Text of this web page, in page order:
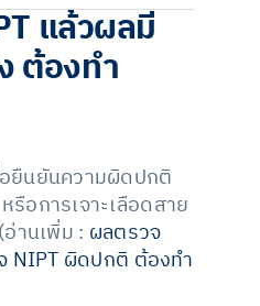
แล้วผลมี
ต้องทำ
ยืนยันความผิดปกติ
รือการเจาะเลือดสาย
านเพิ่ม : ผลตรวจ
NIPT ผิดปกติ ต้องทำ